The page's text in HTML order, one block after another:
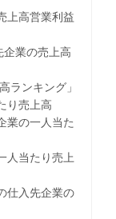
高営業利益
業の売上高
ランキング」
り売上高
の一人当た
当たり売上
入先企業の